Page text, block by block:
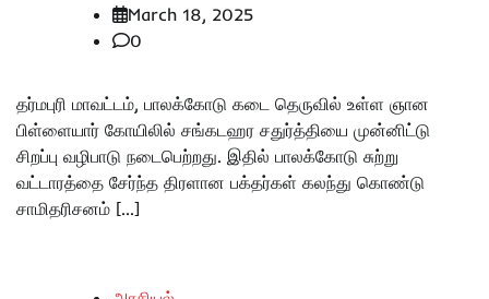
March 18, 2025
0
தர்மபுரி மாவட்டம், பாலக்கோடு கடை தெருவில் உள்ள ஞான
பிள்ளையார் கோயிலில் சங்கடஹர சதுர்த்தியை முன்னிட்டு
சிறப்பு வழிபாடு நடைபெற்றது. இதில் பாலக்கோடு சுற்று
வட்டாரத்தை சேர்ந்த திரளான பக்தர்கள் கலந்து கொண்டு
சாமிதரிசனம் […]